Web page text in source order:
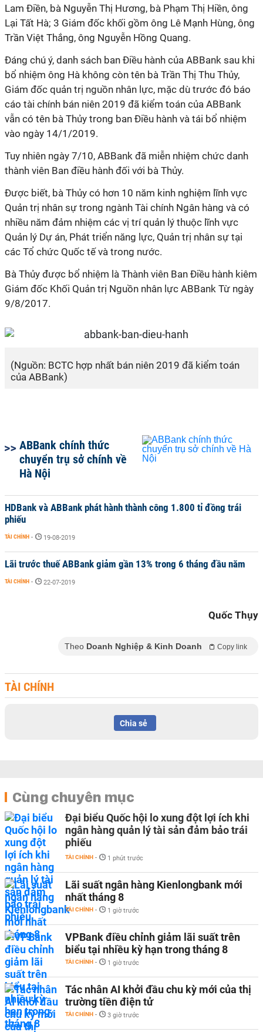
Lam Điền, bà Nguyễn Thị Hương, bà Phạm Thị Hiền, ông
Lại Tất Hà; 3 Giám đốc khối gồm ông Lê Mạnh Hùng, ông
Trần Việt Thắng, ông Nguyễn Hồng Quang.
Đáng chú ý, danh sách ban Điều hành của ABBank sau khi
bổ nhiệm ông Hà không còn tên bà Trần Thị Thu Thủy,
Giám đốc quản trị nguồn nhân lực, mặc dù trước đó báo
cáo tài chính bán niên 2019 đã kiểm toán của ABBank
vẫn có tên bà Thủy trong ban Điều hành và tái bổ nhiệm
vào ngày 14/1/2019.
Tuy nhiên ngày 7/10, ABBank đã miễn nhiệm chức danh
thành viên Ban điều hành đối với bà Thủy.
Được biết, bà Thủy có hơn 10 năm kinh nghiệm lĩnh vực
Quản trị nhân sự trong ngành Tài chính Ngân hàng và có
nhiều năm đảm nhiệm các vị trí quản lý thuộc lĩnh vực
Quản lý Dự án, Phát triển năng lực, Quản trị nhân sự tại
các Tổ chức Quốc tế và trong nước.
Bà Thủy được bổ nhiệm là Thành viên Ban Điều hành kiêm
Giám đốc Khối Quản trị Nguồn nhân lực ABBank Từ ngày
9/8/2017.
(Nguồn: BCTC hợp nhất bán niên 2019 đã kiểm toán
của ABBank)
ABBank chính thức
chuyển trụ sở chính về
Hà Nội
HDBank và ABBank phát hành thành công 1.800 tỉ đồng trái
phiếu
TÀI CHÍNH - 19-08-2019
Lãi trước thuế ABBank giảm gần 13% trong 6 tháng đầu năm
TÀI CHÍNH - 22-07-2019
Quốc Thụy
Theo Doanh Nghiệp & Kinh Doanh Copy link
TÀI CHÍNH
Chia sẻ
Cùng chuyên mục
Đại biểu Quốc hội lo xung đột lợi ích khi
ngân hàng quản lý tài sản đảm bảo trái
phiếu
TÀI CHÍNH - 1 phút trước
Lãi suất ngân hàng Kienlongbank mới
nhất tháng 8
TÀI CHÍNH - 1 giờ trước
VPBank điều chỉnh giảm lãi suất trên
biểu tại nhiều kỳ hạn trong tháng 8
TÀI CHÍNH - 1 giờ trước
Tác nhân AI khởi đầu chu kỳ mới của thị
trường tiền điện tử
TÀI CHÍNH - 3 giờ trước